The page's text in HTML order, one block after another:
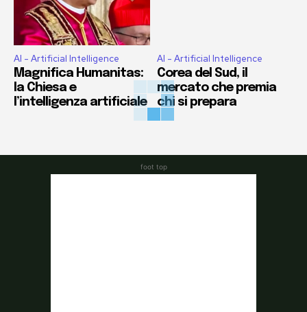
AI - Artificial Intelligence
Magnifica Humanitas:
la Chiesa e
l’intelligenza artificiale
AI - Artificial Intelligence
Corea del Sud, il
mercato che premia
chi si prepara
foot top